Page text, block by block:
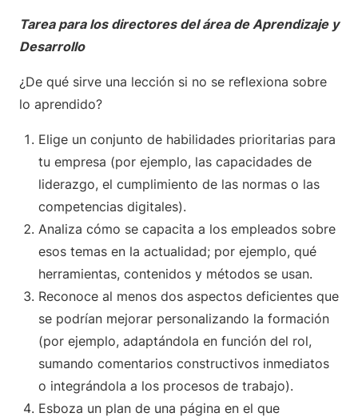
Tarea para los directores del área de Aprendizaje y
Desarrollo
¿De qué sirve una lección si no se reflexiona sobre
lo aprendido?
Elige un conjunto de habilidades prioritarias para
tu empresa (por ejemplo, las capacidades de
liderazgo, el cumplimiento de las normas o las
competencias digitales).
Analiza cómo se capacita a los empleados sobre
esos temas en la actualidad; por ejemplo, qué
herramientas, contenidos y métodos se usan.
Reconoce al menos dos aspectos deficientes que
se podrían mejorar personalizando la formación
(por ejemplo, adaptándola en función del rol,
sumando comentarios constructivos inmediatos
o integrándola a los procesos de trabajo).
Esboza un plan de una página en el que